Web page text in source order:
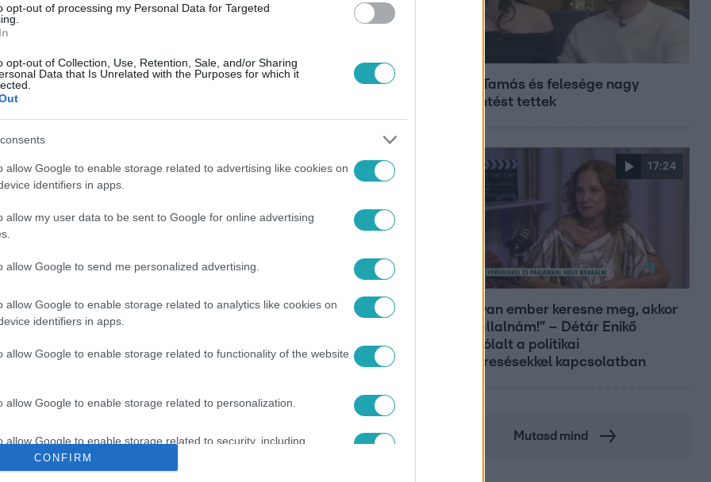
opt-out of processing my Personal Data for Targeted
opt-out of Collection, Use, Retention, Sale, and/or Sharing
Data that Is Unrelated with the Purposes for which it
allow Google to enable storage related to advertising like cookies on
identifiers in apps.
allow my user data to be sent to Google for online advertising
allow Google to send me personalized advertising.
allow Google to enable storage related to analytics like cookies on
identifiers in apps.
allow Google to enable storage related to functionality of the website
allow Google to enable storage related to personalization.
allow Google to enable storage related to security, including
functionality and fraud prevention, and other user protection.
CONFIRM
legyen a Google-találatokban!
ARANYBÁNYA ROBBANÁS # BÁNYÁSZOK # SÚJTÓLÉGROBBANÁS
Veréb Tamás és felesége nagy
bejelentést tettek
17:24
„Ha olyan ember keresne meg, akkor
sem vállalnám!” – Détár Enikő
megszólalt a politikai
megkeresésekkel kapcsolatban
Mutasd mind